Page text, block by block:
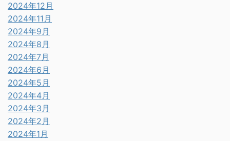
2024年12月
2024年11月
2024年9月
2024年8月
2024年7月
2024年6月
2024年5月
2024年4月
2024年3月
2024年2月
2024年1月